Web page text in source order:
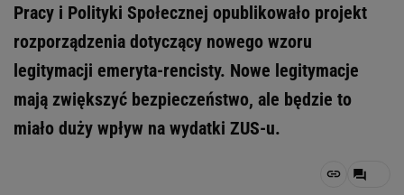
Pracy i Polityki Społecznej opublikowało projekt
rozporządzenia dotyczący nowego wzoru
legitymacji emeryta-rencisty. Nowe legitymacje
mają zwiększyć bezpieczeństwo, ale będzie to
miało duży wpływ na wydatki ZUS-u.